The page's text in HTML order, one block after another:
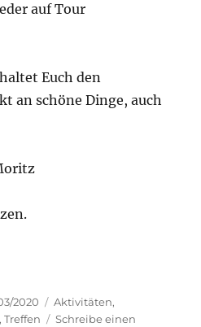
auf Tour
Euch den
an schöne Dinge, auch
2020 Kategorien
Aktivitäten,
,Treffen
Schreibe einen